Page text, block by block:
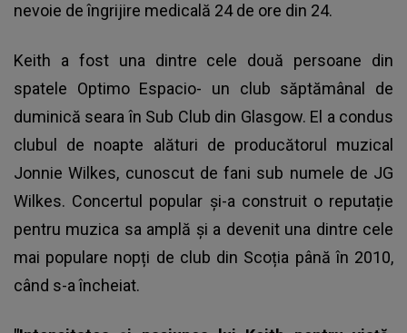
nevoie de îngrijire medicală 24 de ore din 24.
Keith a fost una dintre cele două persoane din
spatele Optimo Espacio- un club săptămânal de
duminică seara în Sub Club din Glasgow. El a condus
clubul de noapte alături de producătorul muzical
Jonnie Wilkes, cunoscut de fani sub numele de JG
Wilkes. Concertul popular și-a construit o reputație
pentru muzica sa amplă și a devenit una dintre cele
mai populare nopți de club din Scoția până în 2010,
când s-a încheiat.